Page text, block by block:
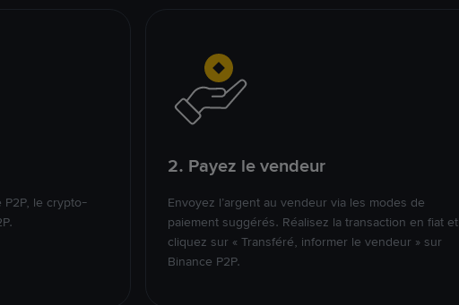
le crypto-
2. Payez le vendeur
Envoyez l’argent au vendeur via les modes de
paiement suggérés. Réalisez la transaction en fiat et
cliquez sur « Transféré, informer le vendeur » sur
Binance P2P.